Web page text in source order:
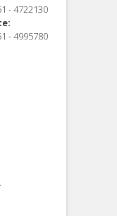
- 4722130
- 4995780